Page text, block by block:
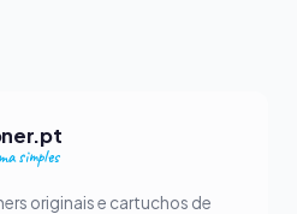
simples
originais e cartuchos de